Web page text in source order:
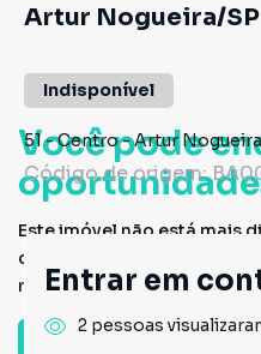
Você pode
Este imóvel não está mais
conferir outros em nosso
receber mais informações.
Artur Nogueira/SP
Indisponível
51-Centro-Artur Nogueira
Código de origem:
Entrar em
2 pessoas